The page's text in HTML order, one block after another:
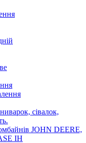
сівалок,
JOHN DEERE,
IH